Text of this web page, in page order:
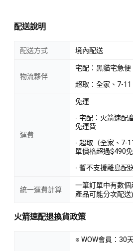
配送說明
配送方式 境內配送
物流夥伴
宅配：黑貓宅急便
超取：全家、7-11
運費
免運
- 宅配：火箭速配
免運費
- 超取（全家、7-
單價格超過$490
- 暫不支援離島配
統一運費計算
一筆訂單中有數
產品可能分次配送)
火箭速配退換貨政策
※ WOW會員：30